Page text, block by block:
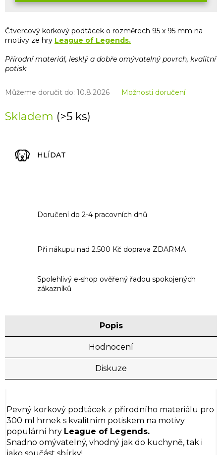
Skladem (>5 ks)
Můžeme doručit do: 10.8.2026 Možnosti doručení
Čtvercový korkový podtácek o rozměrech 95 x 95 mm na
motivy ze hry League of Legends.
Přírodní materiál, lesklý a dobře omývatelný povrch, kvalitní
potisk
HLÍDAT
Doručení do 2-4 pracovních dnů
Při nákupu nad 2.500 Kč doprava ZDARMA
Spolehlivý e-shop ověřený řadou spokojených
zákazníků
Popis
Hodnocení
Diskuze
Pevný korkový podtácek z přírodního materiálu pro
300 ml hrnek s kvalitním potiskem na motivy
populární hry League of Legends.
Snadno omývatelný, vhodný jak do kuchyně, tak i